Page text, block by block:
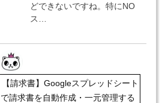
どできないですね。特にNO
ス…
【請求書】Googleスプレッドシート
で請求書を自動作成・一元管理する